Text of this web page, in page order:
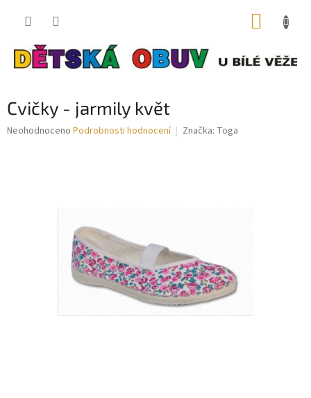
Cvičky - jarmily květ
Průměrné
Neohodnoceno Podrobnosti hodnocení Značka: Toga